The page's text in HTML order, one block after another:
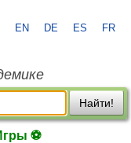
EN DE ES FR
Найти!
⚽